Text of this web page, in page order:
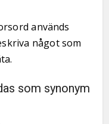
används
något som
som synonym